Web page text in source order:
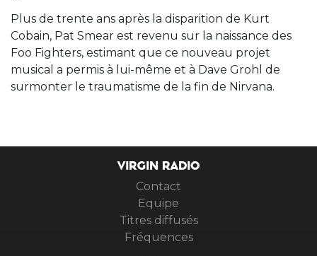
Plus de trente ans après la disparition de Kurt
Cobain, Pat Smear est revenu sur la naissance des
Foo Fighters, estimant que ce nouveau projet
musical a permis à lui-même et à Dave Grohl de
surmonter le traumatisme de la fin de Nirvana.
VIRGIN RADIO
Contact
Equipe
Titres diffusés
Fréquences